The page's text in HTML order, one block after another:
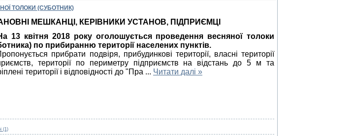
ТОЛОКИ (СУБОТНИК)
МЕШКАНЦІ, КЕРІВНИКИ УСТАНОВ, ПІДПРИЄМЦІ
13 квітня 2018 року оголошується проведення весняної толоки
по прибиранню території населених пунктів.
прибрати подвіря, прибудинкові території, власні території
території по периметру підприємств на відстань до 5 м та
території і відповідності до "Пра ... Читати далі »
(1)